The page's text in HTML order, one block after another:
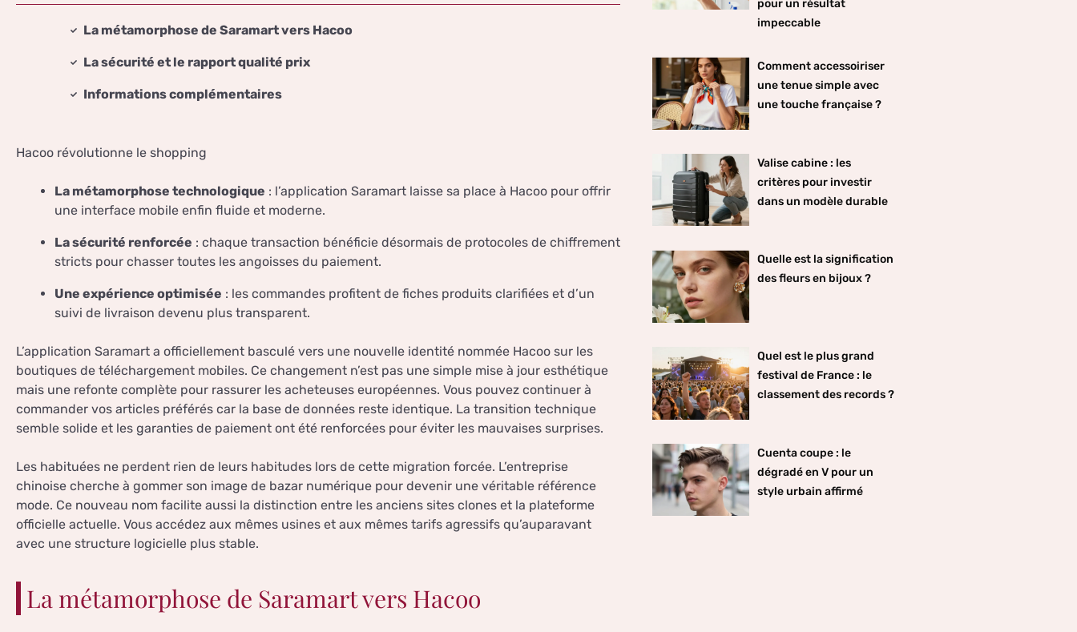
La métamorphose de Saramart vers Hacoo
La sécurité et le rapport qualité prix
Informations complémentaires
Hacoo révolutionne le shopping
La métamorphose technologique : l’application Saramart laisse sa place à Hacoo pour offrir
une interface mobile enfin fluide et moderne.
La sécurité renforcée : chaque transaction bénéficie désormais de protocoles de chiffrement
stricts pour chasser toutes les angoisses du paiement.
Une expérience optimisée : les commandes profitent de fiches produits clarifiées et d’un
suivi de livraison devenu plus transparent.
L’application Saramart a officiellement basculé vers une nouvelle identité nommée Hacoo sur les
boutiques de téléchargement mobiles. Ce changement n’est pas une simple mise à jour esthétique
mais une refonte complète pour rassurer les acheteuses européennes. Vous pouvez continuer à
commander vos articles préférés car la base de données reste identique. La transition technique
semble solide et les garanties de paiement ont été renforcées pour éviter les mauvaises surprises.
Les habituées ne perdent rien de leurs habitudes lors de cette migration forcée. L’entreprise
chinoise cherche à gommer son image de bazar numérique pour devenir une véritable référence
mode. Ce nouveau nom facilite aussi la distinction entre les anciens sites clones et la plateforme
officielle actuelle. Vous accédez aux mêmes usines et aux mêmes tarifs agressifs qu’auparavant
avec une structure logicielle plus stable.
La métamorphose de Saramart vers Hacoo
pour un résultat
impeccable
Comment accessoiriser
une tenue simple avec
une touche française ?
Valise cabine : les
critères pour investir
dans un modèle durable
Quelle est la signification
des fleurs en bijoux ?
Quel est le plus grand
festival de France : le
classement des records ?
Cuenta coupe : le
dégradé en V pour un
style urbain affirmé